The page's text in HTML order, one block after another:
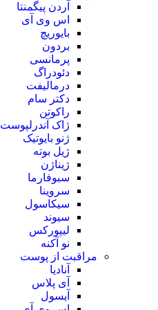
آردن پیگمنتا
اس وی آی
بایوریچ
بردون
پرمانسی
دئودراگ
درمالیفت
دکتر سام
راکوتن
ژاک آندرلپوست
ژنو بایوتیک
ژیل بوته
ژیناژن
سبوفارما
سروینا
سیکاسول
سیوند
لیپورکس
نو آکنه
مراقبت از پوست
آنادیا
آی پلاس
آیسول